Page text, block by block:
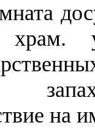
на